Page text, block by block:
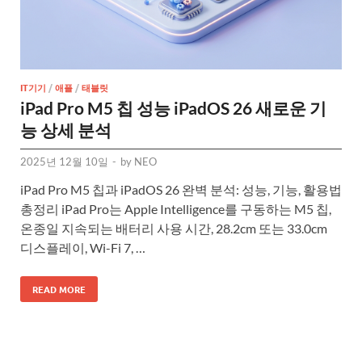
IT기기 /애플 /태블릿
iPad Pro M5 칩 성능 iPadOS 26 새로운 기
능 상세 분석
2025년 12월 10일 - by NEO
iPad Pro M5 칩과 iPadOS 26 완벽 분석: 성능, 기능, 활용법
총정리 iPad Pro는 Apple Intelligence를 구동하는 M5 칩,
온종일 지속되는 배터리 사용 시간, 28.2cm 또는 33.0cm
디스플레이, Wi-Fi 7, …
READ MORE